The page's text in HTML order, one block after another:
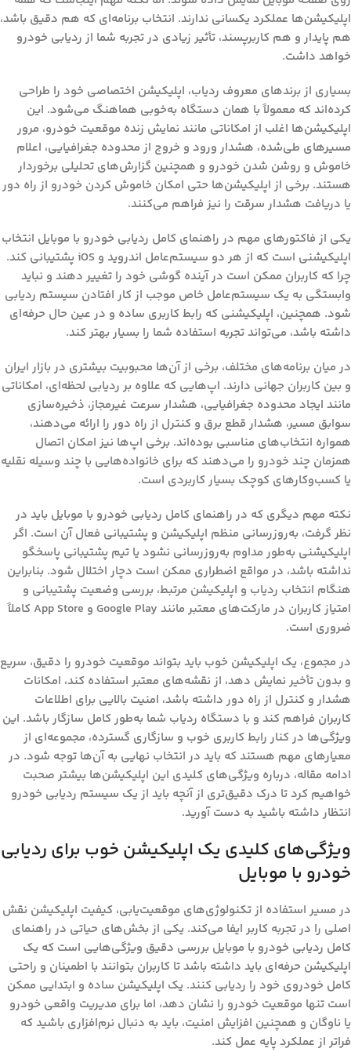
اپلیکیشن‌ها عملکرد یکسانی ندارند. انتخاب برنامه‌ای که هم دقیق باشد،
هم پایدار و هم کاربرپسند، تأثیر زیادی در تجربه شما از ردیابی خودرو
خواهد داشت.
بسیاری از برندهای معروف ردیاب، اپلیکیشن اختصاصی خود را طراحی
کرده‌اند که معمولاً با همان دستگاه به‌خوبی هماهنگ می‌شود. این
اپلیکیشن‌ها اغلب از امکاناتی مانند نمایش زنده موقعیت خودرو، مرور
مسیرهای طی‌شده، هشدار ورود و خروج از محدوده جغرافیایی، اعلام
خاموش و روشن شدن خودرو و همچنین گزارش‌های تحلیلی برخوردار
هستند. برخی از اپلیکیشن‌ها حتی امکان خاموش کردن خودرو از راه دور
یا دریافت هشدار سرقت را نیز فراهم می‌کنند.
یکی از فاکتورهای مهم در راهنمای کامل ردیابی خودرو با موبایل انتخاب
اپلیکیشنی است که از هر دو سیستم‌عامل اندروید و iOS پشتیبانی کند.
چرا که کاربران ممکن است در آینده گوشی خود را تغییر دهند و نباید
وابستگی به یک سیستم‌عامل خاص موجب از کار افتادن سیستم ردیابی
شود. همچنین، اپلیکیشنی که رابط کاربری ساده و در عین حال حرفه‌ای
داشته باشد، می‌تواند تجربه استفاده شما را بسیار بهتر کند.
در میان برنامه‌های مختلف، برخی از آن‌ها محبوبیت بیشتری در بازار ایران
و بین کاربران جهانی دارند. اپ‌هایی که علاوه بر ردیابی لحظه‌ای، امکاناتی
مانند ایجاد محدوده جغرافیایی، هشدار سرعت غیرمجاز، ذخیره‌سازی
سوابق مسیر، هشدار قطع برق و کنترل از راه دور را ارائه می‌دهند،
همواره انتخاب‌های مناسبی بوده‌اند. برخی اپ‌ها نیز امکان اتصال
همزمان چند خودرو را می‌دهند که برای خانواده‌هایی با چند وسیله نقلیه
یا کسب‌وکارهای کوچک بسیار کاربردی است.
نکته مهم دیگری که در راهنمای کامل ردیابی خودرو با موبایل باید در
نظر گرفت، به‌روزرسانی منظم اپلیکیشن و پشتیبانی فعال آن است. اگر
اپلیکیشنی به‌طور مداوم به‌روزرسانی نشود یا تیم پشتیبانی پاسخگو
نداشته باشد، در مواقع اضطراری ممکن است دچار اختلال شود. بنابراین
هنگام انتخاب ردیاب و اپلیکیشن مرتبط، بررسی وضعیت پشتیبانی و
امتیاز کاربران در مارکت‌های معتبر مانند Google Play و App Store کاملاً
ضروری است.
در مجموع، یک اپلیکیشن خوب باید بتواند موقعیت خودرو را دقیق، سریع
و بدون تأخیر نمایش دهد، از نقشه‌های معتبر استفاده کند، امکانات
هشدار و کنترل از راه دور داشته باشد، امنیت بالایی برای اطلاعات
کاربران فراهم کند و با دستگاه ردیاب شما به‌طور کامل سازگار باشد. این
ویژگی‌ها در کنار رابط کاربری خوب و سازگاری گسترده، مجموعه‌ای از
معیارهای مهم هستند که باید در انتخاب نهایی به آن‌ها توجه شود. در
ادامه مقاله، درباره ویژگی‌های کلیدی این اپلیکیشن‌ها بیشتر صحبت
خواهیم کرد تا درک دقیق‌تری از آنچه باید از یک سیستم ردیابی خودرو
انتظار داشته باشید به دست آورید.
ویژگی‌های کلیدی یک اپلیکیشن خوب برای ردیابی
خودرو با موبایل
در مسیر استفاده از تکنولوژی‌های موقعیت‌یابی، کیفیت اپلیکیشن نقش
اصلی را در تجربه کاربر ایفا می‌کند. یکی از بخش‌های حیاتی در راهنمای
کامل ردیابی خودرو با موبایل بررسی دقیق ویژگی‌هایی است که یک
اپلیکیشن حرفه‌ای باید داشته باشد تا کاربران بتوانند با اطمینان و راحتی
کامل خودروی خود را ردیابی کنند. یک اپلیکیشن ساده و ابتدایی ممکن
است تنها موقعیت خودرو را نشان دهد، اما برای مدیریت واقعی خودرو
یا ناوگان و همچنین افزایش امنیت، باید به دنبال نرم‌افزاری باشید که
فراتر از عملکرد پایه عمل کند.